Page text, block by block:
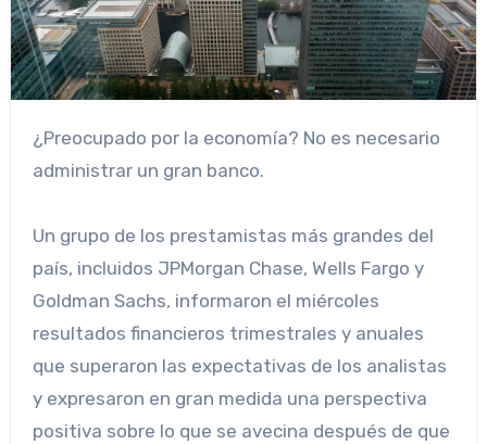
¿Preocupado por la economía? No es necesario
administrar un gran banco.
Un grupo de los prestamistas más grandes del
país, incluidos JPMorgan Chase, Wells Fargo y
Goldman Sachs, informaron el miércoles
resultados financieros trimestrales y anuales
que superaron las expectativas de los analistas
y expresaron en gran medida una perspectiva
positiva sobre lo que se avecina después de que